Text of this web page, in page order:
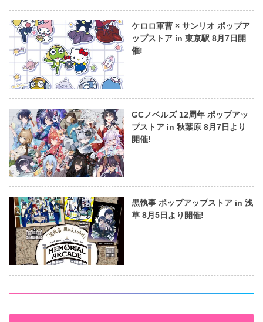
ケロロ軍曹 × サンリオ ポップア
ップストア in 東京駅 8月7日開
催!
GCノベルズ 12周年 ポップアッ
プストア in 秋葉原 8月7日より
開催!
黒執事 ポップアップストア in 浅
草 8月5日より開催!